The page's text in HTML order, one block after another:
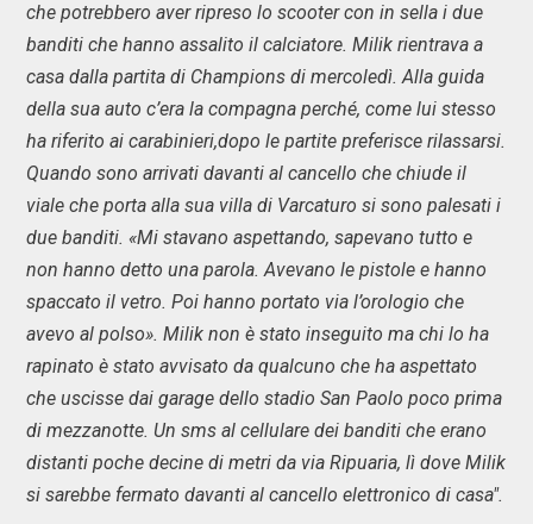
che potrebbero aver ripreso lo scooter con in sella i due
banditi che hanno assalito il calciatore. Milik rientrava a
casa dalla partita di Champions di mercoledì. Alla guida
della sua auto c’era la compagna perché, come lui stesso
ha riferito ai carabinieri,dopo le partite preferisce rilassarsi.
Quando sono arrivati davanti al cancello che chiude il
viale che porta alla sua villa di Varcaturo si sono palesati i
due banditi. «Mi stavano aspettando, sapevano tutto e
non hanno detto una parola. Avevano le pistole e hanno
spaccato il vetro. Poi hanno portato via l’orologio che
avevo al polso». Milik non è stato inseguito ma chi lo ha
rapinato è stato avvisato da qualcuno che ha aspettato
che uscisse dai garage dello stadio San Paolo poco prima
di mezzanotte. Un sms al cellulare dei banditi che erano
distanti poche decine di metri da via Ripuaria, lì dove Milik
si sarebbe fermato davanti al cancello elettronico di casa".